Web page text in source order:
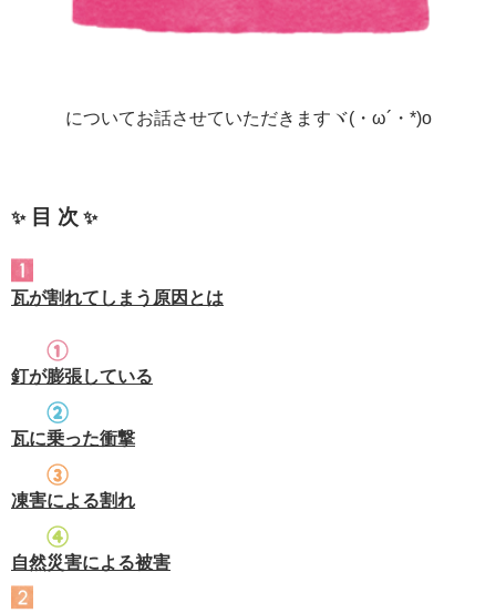
についてお話させていただきますヾ(・ω´・*)o
✨目 次 ✨
瓦が割れてしまう原因とは
釘が膨張している
瓦に乗った衝撃
凍害による割れ
自然災害による被害